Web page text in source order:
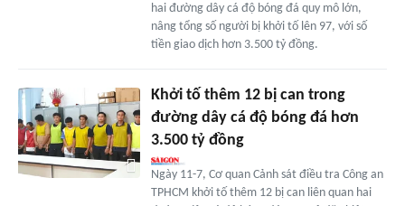
hai đường dây cá độ bóng đá quy mô lớn,
nâng tổng số người bị khởi tố lên 97, với số
tiền giao dịch hơn 3.500 tỷ đồng.
Khởi tố thêm 12 bị can trong
đường dây cá độ bóng đá hơn
3.500 tỷ đồng
Ngày 11-7, Cơ quan Cảnh sát điều tra Công an
TPHCM khởi tố thêm 12 bị can liên quan hai